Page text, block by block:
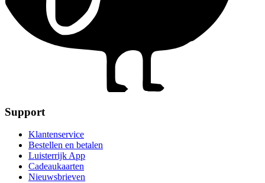
Support
Klantenservice
Bestellen en betalen
Luisterrijk App
Cadeaukaarten
Nieuwsbrieven